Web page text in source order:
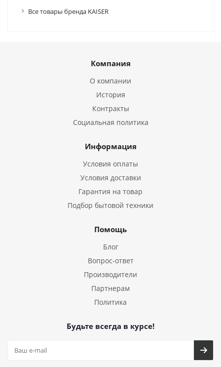
Все товары бренда KAISER
Компания
О компании
История
Контракты
Социальная политика
Информация
Условия оплаты
Условия доставки
Гарантия на товар
Подбор бытовой техники
Помощь
Блог
Вопрос-ответ
Производители
Партнерам
Политика
Будьте всегда в курсе!